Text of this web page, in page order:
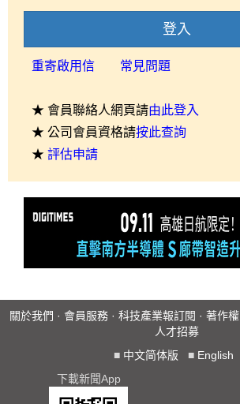
登入
重寄啟用信 常見問題
★ 會員聯絡人網頁請由此登入
★ 公司會員資格請按此查詢
★ 評估申請
關於我們 · 會員服務 · 科技產業報訂閱 · 著作權
人才招募
■ 中文简体版 ■ English
下載新聞App